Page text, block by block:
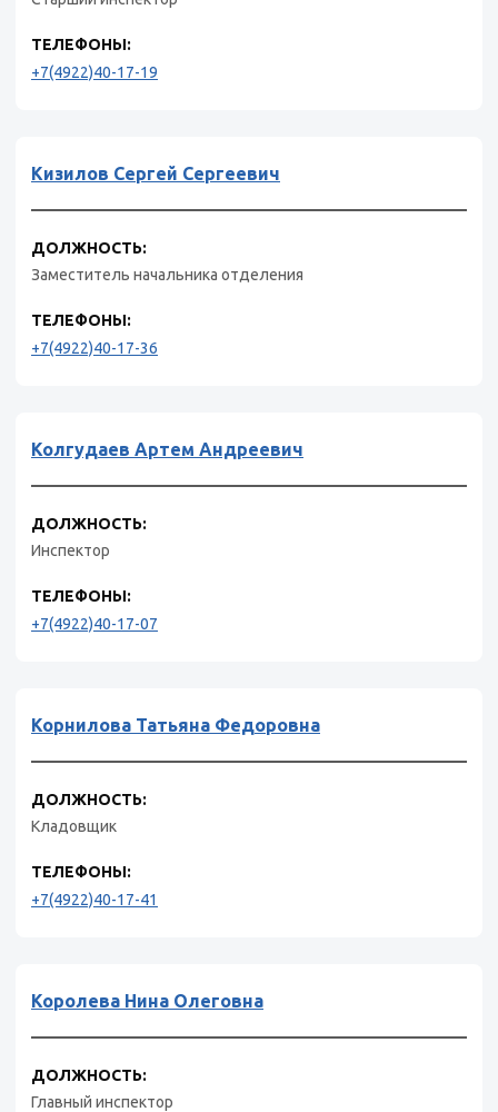
ТЕЛЕФОНЫ:
+7(4922)40-17-19
Кизилов Сергей Сергеевич
ДОЛЖНОСТЬ:
Заместитель начальника отделения
ТЕЛЕФОНЫ:
+7(4922)40-17-36
Колгудаев Артем Андреевич
ДОЛЖНОСТЬ:
Инспектор
ТЕЛЕФОНЫ:
+7(4922)40-17-07
Корнилова Татьяна Федоровна
ДОЛЖНОСТЬ:
Кладовщик
ТЕЛЕФОНЫ:
+7(4922)40-17-41
Королева Нина Олеговна
ДОЛЖНОСТЬ:
Главный инспектор